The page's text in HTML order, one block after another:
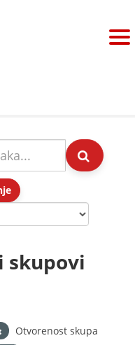
skupovi
Otvorenost skupa